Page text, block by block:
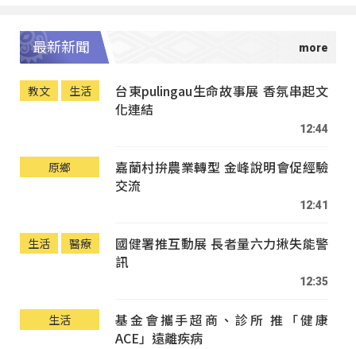
最新新聞
教文 生活
台東pulingau生命故事展 香氛串起文
化連結
12:44
原鄉
嘉蘭村拚農業轉型 金峰說明會促經驗
交流
12:41
生活 醫療
國健署推互動展 長者量六力揪失能警
訊
12:35
生活
基金會攜手超商、診所 推「健康
ACE」遠離疾病